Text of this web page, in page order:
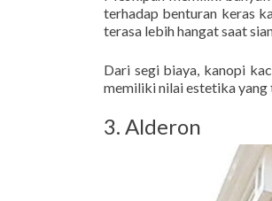
terhadap benturan keras
terasa lebih hangat saat
Dari segi biaya, kanopi
memiliki nilai estetika yang
3. Alderon